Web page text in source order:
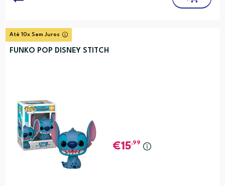
Até 10x Sem Juros
FUNKO POP DISNEY STITCH
15,99